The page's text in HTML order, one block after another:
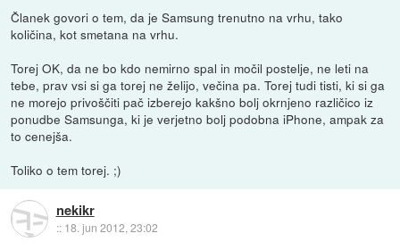
Članek govori o tem, da je Samsung trenutno na vrhu, tako
količina, kot smetana na vrhu.
Torej OK, da ne bo kdo nemirno spal in močil postelje, ne leti na
tebe, prav vsi si ga torej ne želijo, večina pa. Torej tudi tisti, ki si ga
ne morejo privoščiti pač izberejo kakšno bolj okrnjeno različico iz
ponudbe Samsunga, ki je verjetno bolj podobna iPhone, ampak za
to cenejša.
Toliko o tem torej. ;)
nekikr
:: 18. jun 2012, 23:02